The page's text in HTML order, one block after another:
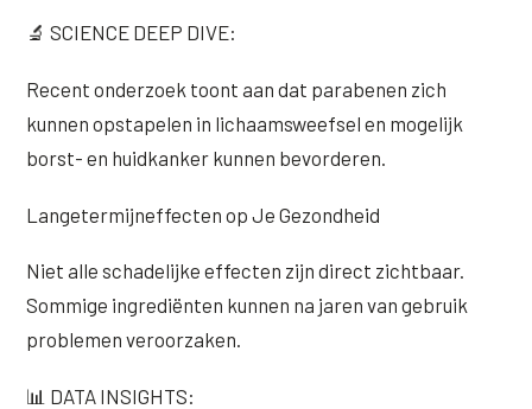
🔬 SCIENCE DEEP DIVE:
Recent onderzoek toont aan dat parabenen zich
kunnen opstapelen in lichaamsweefsel en mogelijk
borst- en huidkanker kunnen bevorderen.
Langetermijneffecten op Je Gezondheid
Niet alle schadelijke effecten zijn direct zichtbaar.
Sommige ingrediënten kunnen na jaren van gebruik
problemen veroorzaken.
📊 DATA INSIGHTS: